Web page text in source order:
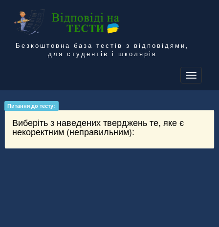
Безкоштовна база тестів з відповідями,
для студентів і школярів
Питання до тесту:
Виберіть з наведених тверджень те, яке є
некоректним (неправильним):